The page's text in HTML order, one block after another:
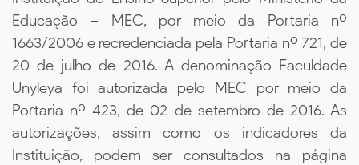
Educação – MEC, por meio da Portaria nº
1663/2006 e recredenciada pela Portaria nº 721, de
20 de julho de 2016. A denominação Faculdade
Unyleya foi autorizada pelo MEC por meio da
Portaria nº 423, de 02 de setembro de 2016. As
autorizações, assim como os indicadores da
Instituição, podem ser consultados na página